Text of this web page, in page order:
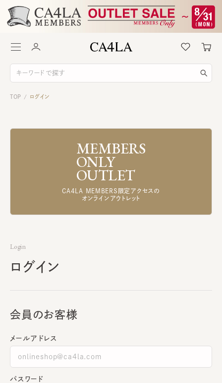
TOP / ログイン
MEMBERS
ONLY
OUTLET
CA4LA MEMBERS限定アクセスの
オンラインアウトレット
Login
ログイン
会員のお客様
メールアドレス
パスワード